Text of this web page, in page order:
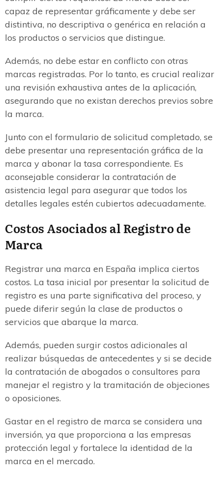
capaz de representar gráficamente y debe ser
distintiva, no descriptiva o genérica en relación a
los productos o servicios que distingue.
Además, no debe estar en conflicto con otras
marcas registradas. Por lo tanto, es crucial realizar
una revisión exhaustiva antes de la aplicación,
asegurando que no existan derechos previos sobre
la marca.
Junto con el formulario de solicitud completado, se
debe presentar una representación gráfica de la
marca y abonar la tasa correspondiente. Es
aconsejable considerar la contratación de
asistencia legal para asegurar que todos los
detalles legales estén cubiertos adecuadamente.
Costos Asociados al Registro de
Marca
Registrar una marca en España implica ciertos
costos. La tasa inicial por presentar la solicitud de
registro es una parte significativa del proceso, y
puede diferir según la clase de productos o
servicios que abarque la marca.
Además, pueden surgir costos adicionales al
realizar búsquedas de antecedentes y si se decide
la contratación de abogados o consultores para
manejar el registro y la tramitación de objeciones
o oposiciones.
Gastar en el registro de marca se considera una
inversión, ya que proporciona a las empresas
protección legal y fortalece la identidad de la
marca en el mercado.